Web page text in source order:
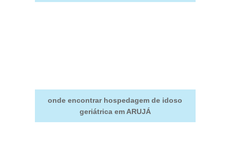
onde encontrar hospedagem de idoso
geriátrica em ARUJÁ